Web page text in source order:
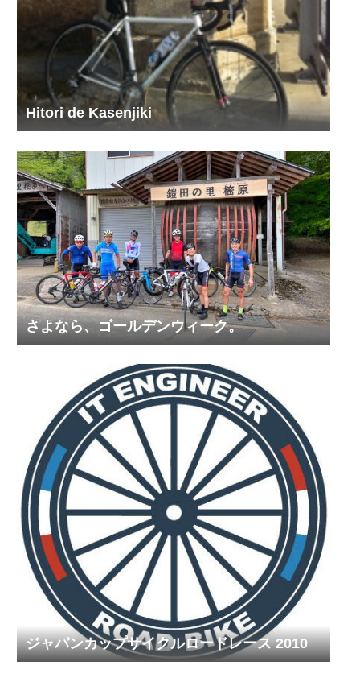
Hitori de Kasenjiki
さよなら、ゴールデンウィーク。
ジャパンカップサイクルロードレース 2010